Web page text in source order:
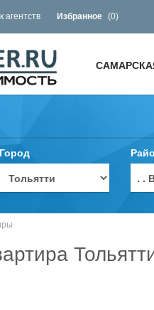
агентств Избранное (0)
Город
. .